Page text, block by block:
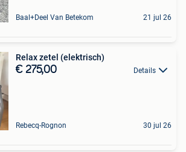
Baal+Deel Van Betekom 21 jul 26
Relax zetel (elektrisch)
€ 275,00 Details
Rebecq-Rognon 30 jul 26